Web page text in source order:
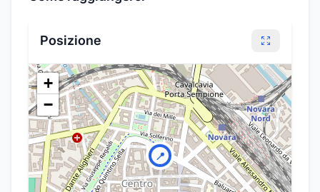
Posizione
📍
+
−